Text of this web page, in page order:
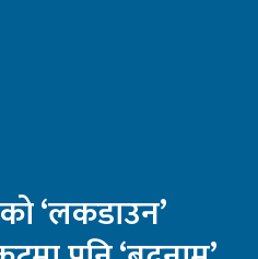
‘लकडाउन’